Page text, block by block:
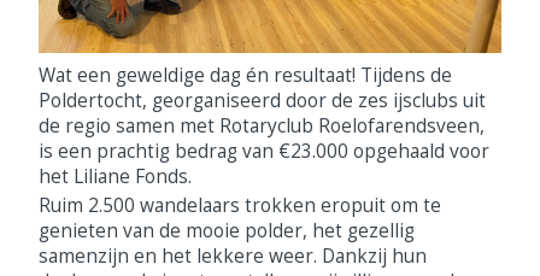
Wat een geweldige dag én resultaat! Tijdens de
Poldertocht, georganiseerd door de zes ijsclubs uit
de regio samen met Rotaryclub Roelofarendsveen,
is een prachtig bedrag van €23.000 opgehaald voor
het Liliane Fonds.
Ruim 2.500 wandelaars trokken eropuit om te
genieten van de mooie polder, het gezellig
samenzijn en het lekkere weer. Dankzij hun